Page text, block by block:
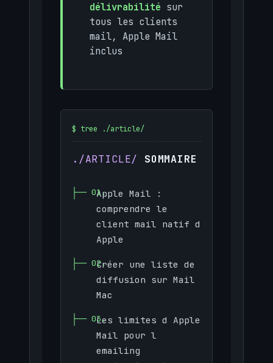
délivrabilité sur
tous les clients
mail, Apple Mail
inclus
SOMMAIRE
Apple Mail :
comprendre le
client mail natif d
Apple
Créer une liste de
diffusion sur Mail
Mac
Les limites d Apple
Mail pour l
emailing